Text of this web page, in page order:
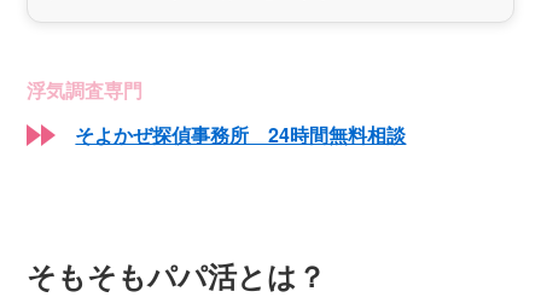
浮気調査専門
そよかぜ探偵事務所 24時間無料相談
そもそもパパ活とは？